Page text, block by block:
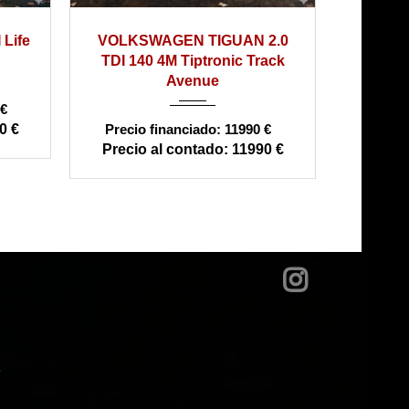
Life
€
185000
VOLKSWAGEN TIGUAN 2.0
TDI 140 4M Tiptronic Track
Avenue
11990 €
11990 €